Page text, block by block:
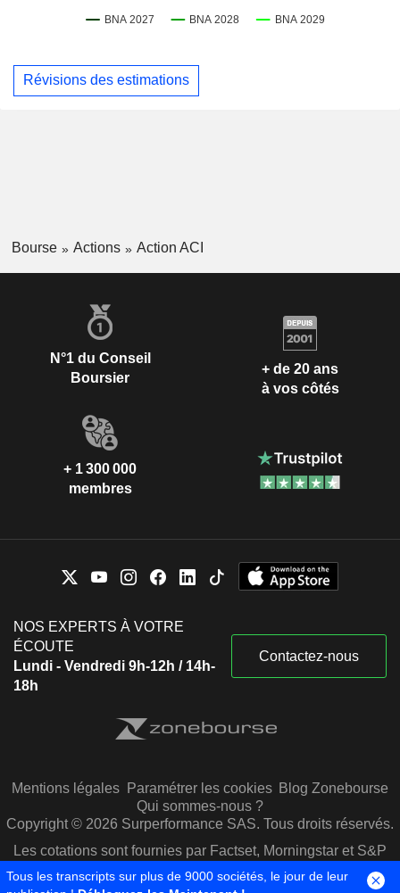
Révisions des estimations
Bourse Actions Action ACI
N°1 du Conseil
Boursier
+ de 20 ans
à vos côtés
+ 1 300 000
membres
NOS EXPERTS À VOTRE
ÉCOUTE
Lundi - Vendredi 9h-12h / 14h-
18h
Contactez-nous
Mentions légales Paramétrer les cookies Blog Zonebourse
Qui sommes-nous ?
Copyright © 2026 Surperformance SAS. Tous droits réservés.
Les cotations sont fournies par Factset, Morningstar et S&P
Capital IQ
Tous les transcripts sur plus de 9000 sociétés, le jour de leur